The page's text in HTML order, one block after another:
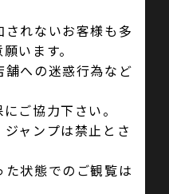
れないお客様も多
います。
への迷惑行為など
ご協力下さい。
ャンプは禁止とさ
状態でのご観覧は